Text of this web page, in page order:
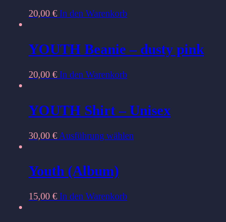
20,00 € In den Warenkorb
YOUTH Beanie – dusty pink
20,00 € In den Warenkorb
YOUTH Shirt – Unisex
30,00 € Ausführung wählen
Youth (Album)
15,00 € In den Warenkorb